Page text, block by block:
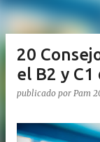
20
el B2 y
publicado por Pam